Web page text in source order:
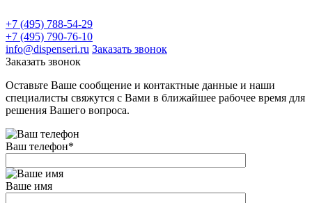
+7 (495) 788-54-29
+7 (495) 790-76-10
info@dispenseri.ru Заказать звонок
Заказать звонок
Оставьте Ваше сообщение и контактные данные и наши
специалисты свяжутся с Вами в ближайшее рабочее время для
решения Вашего вопроса.
Ваш телефон*
Ваше имя